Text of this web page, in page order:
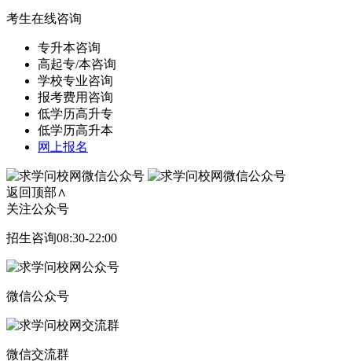
考生在线咨询
专升本咨询
高起专/本咨询
学校专业咨询
报考费用咨询
低学历高升专
低学历高升本
网上报名
返回顶部∧
关注公众号
招生咨询08:30-22:00
微信公众号
微信交流群